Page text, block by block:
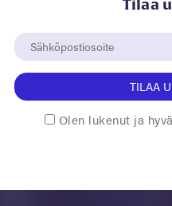
Tilaa
TILAA
Olen lukenut ja